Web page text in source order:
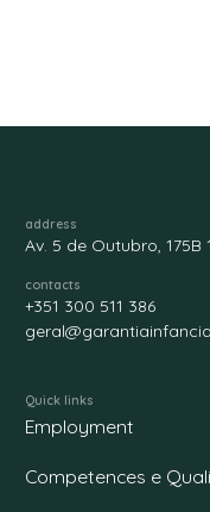
address
Av. 5 de Outubro,
contacts
+351 300 511 386
Quick links
Employment
Competences e